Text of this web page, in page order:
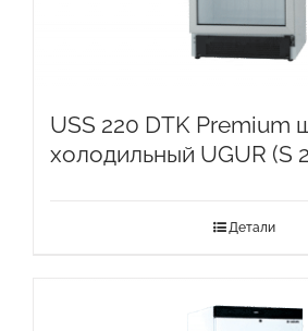
USS 220 DTK Premium
холодильный UGUR (S
Детали